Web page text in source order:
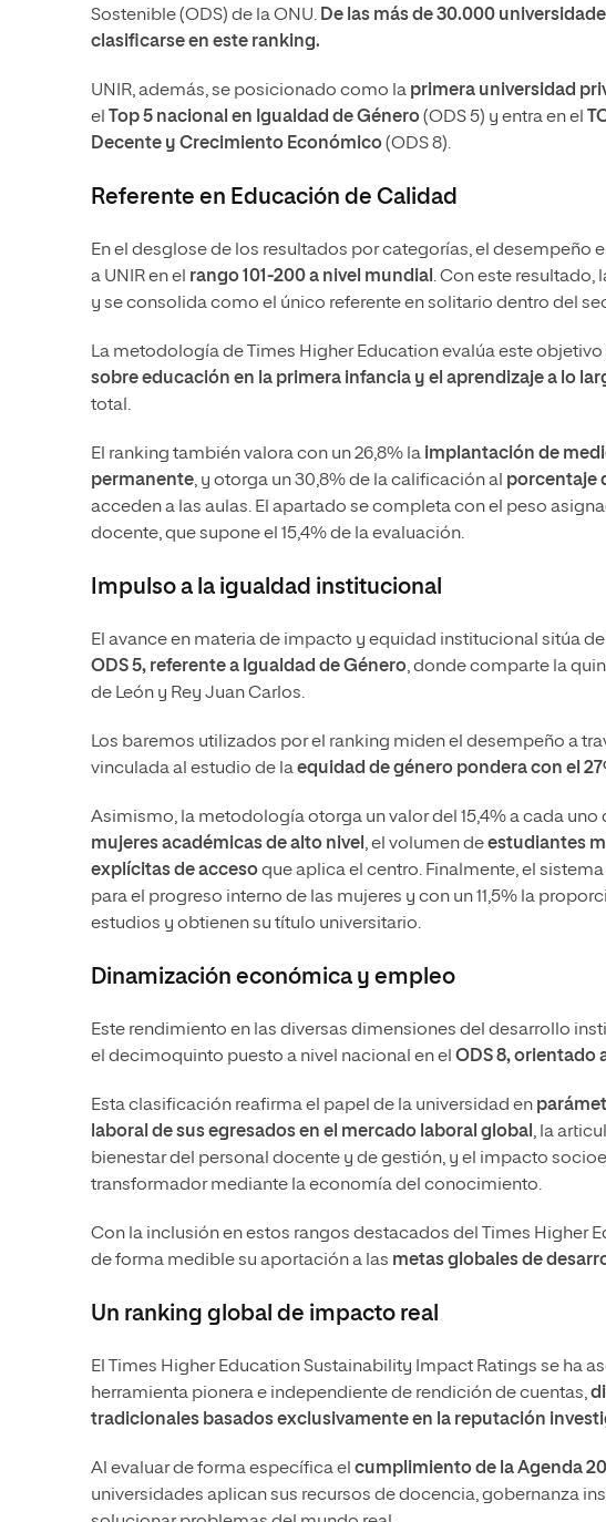
Sostenible (ODS) de la ONU. De las más de 30.000
clasificarse en este ranking.
UNIR, además, se posicionado como la primera universidad
el Top 5 nacional en Igualdad de Género(ODS 5) y entra en el
Decente y Crecimiento Económico(ODS 8).
Referente en Educación de Calidad
En el desglose de los resultados por categorías, el desempeño
a UNIR en el rango 101-200 a nivel mundial. Con este resultado,
y se consolida como el único referente en solitario dentro del
La metodología de Times Higher Education evalúa este
sobre educación en la primera infancia y el aprendizaje a lo
total.
El ranking también valora con un 26,8% la implantación de
permanente, y otorga un 30,8% de la calificación al porcentaje
acceden a las aulas. El apartado se completa con el peso
docente, que supone el 15,4% de la evaluación.
Impulso a la igualdad institucional
El avance en materia de impacto y equidad institucional sitúa
ODS 5, referente a Igualdad de Género, donde comparte la
de León y Rey Juan Carlos.
Los baremos utilizados por el ranking miden el desempeño a
vinculada al estudio de laequidad de género pondera con el
Asimismo, la metodología otorga un valor del 15,4% a cada uno
mujeres académicas de alto nivel, el volumen deestudiantes
explícitas de accesoque aplica el centro. Finalmente, el
para el progreso interno de las mujeres y con un 11,5% la
estudios y obtienen su título universitario.
Dinamización económica y empleo
Este rendimiento en las diversas dimensiones del desarrollo
el decimoquinto puesto a nivel nacional en el ODS 8, orientado
Esta clasificación reafirma el papel de la universidad en
laboral de sus egresados en el mercado laboral global, la
bienestar del personal docente y de gestión, y el impacto
transformador mediante la economía del conocimiento.
Con la inclusión en estos rangos destacados del Times Higher
de forma medible su aportación a las metas globales de
Un ranking global de impacto real
El Times Higher Education Sustainability Impact Ratings se ha
herramienta pionera e independiente de rendición de cuentas,
tradicionales basados exclusivamente en la reputación
Al evaluar de forma específica el cumplimiento de la Agenda
universidades aplican sus recursos de docencia, gobernanza